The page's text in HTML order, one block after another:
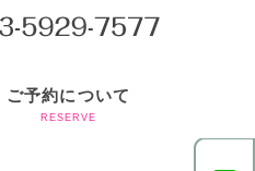
ご予約について
RESERVE